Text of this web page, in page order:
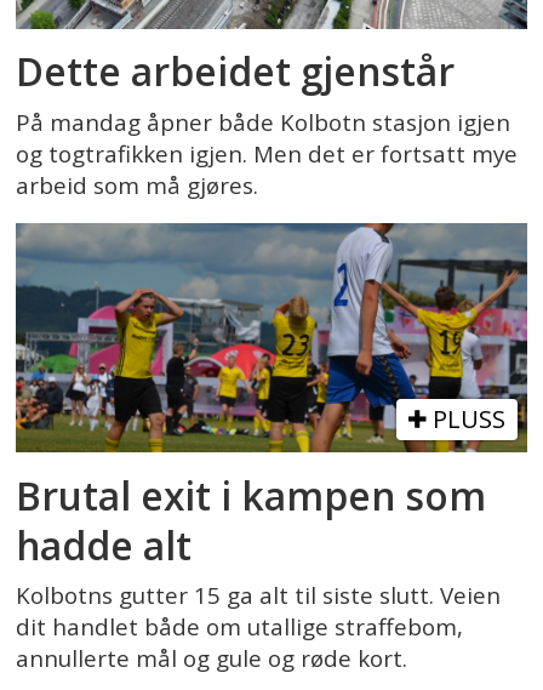
Dette arbeidet gjenstår
På mandag åpner både Kolbotn stasjon igjen
og togtrafikken igjen. Men det er fortsatt mye
arbeid som må gjøres.
PLUSS
Brutal exit i kampen som
hadde alt
Kolbotns gutter 15 ga alt til siste slutt. Veien
dit handlet både om utallige straffebom,
annullerte mål og gule og røde kort.